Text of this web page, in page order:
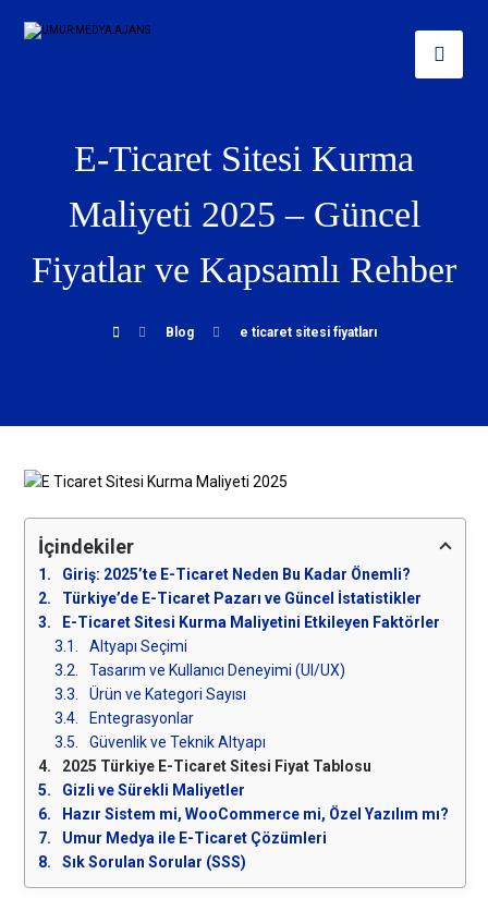
E-Ticaret Sitesi Kurma
Maliyeti 2025 – Güncel
Fiyatlar ve Kapsamlı Rehber
Blog e ticaret sitesi fiyatları
İçindekiler
Giriş: 2025’te E-Ticaret Neden Bu Kadar Önemli?
Türkiye’de E-Ticaret Pazarı ve Güncel İstatistikler
E-Ticaret Sitesi Kurma Maliyetini Etkileyen Faktörler
Altyapı Seçimi
Tasarım ve Kullanıcı Deneyimi (UI/UX)
Ürün ve Kategori Sayısı
Entegrasyonlar
Güvenlik ve Teknik Altyapı
2025 Türkiye E-Ticaret Sitesi Fiyat Tablosu
Gizli ve Sürekli Maliyetler
Hazır Sistem mi, WooCommerce mi, Özel Yazılım mı?
Umur Medya ile E-Ticaret Çözümleri
Sık Sorulan Sorular (SSS)